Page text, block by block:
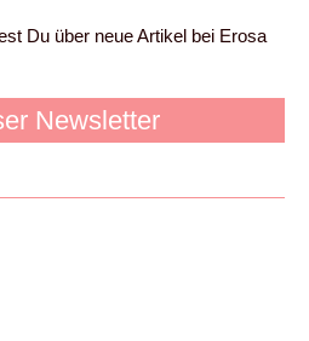
Du über neue Artikel bei Erosa
Newsletter